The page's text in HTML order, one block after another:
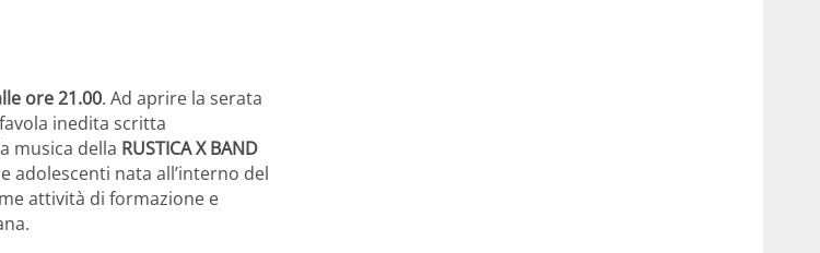
ore 21.00. Ad aprire la serata
inedita scritta
musica della RUSTICA X BAND
adolescenti nata all’interno del
attività di formazione e